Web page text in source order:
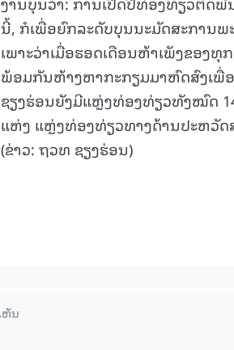
ນີ້, ກໍເພື່ອຍົກລະດັບບຸນນະມັດສະການພ
ເພາະວ່າເມື່ອຮອດເດືອນຫ້າເພັງຂອງ
ພ້ອມກັນຫ້າງຫາກະກຽມມາຫົດສົງເພື່
ຊຽງຮ່ອນຍັງມີແຫຼ່ງທ່ອງທ່ຽວທັງໝົດ
ແຫ່ງ ແຫຼ່ງທ່ອງທ່ຽວທາງດ້ານປະຫວັດ
(ຂ່າວ: ຖວທ ຊຽງຮ່ອນ)
15.037(04-08-2026)